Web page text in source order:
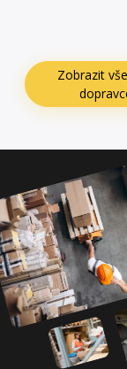
Zobrazit